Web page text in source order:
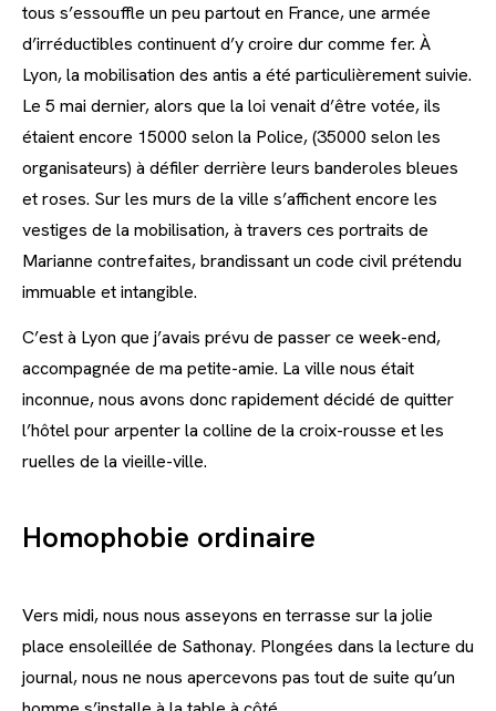
tous s’essouffle un peu partout en France, une armée
d’irréductibles continuent d’y croire dur comme fer. À
Lyon, la mobilisation des antis a été particulièrement suivie.
Le 5 mai dernier, alors que la loi venait d’être votée, ils
étaient encore 15000 selon la Police, (35000 selon les
organisateurs) à défiler derrière leurs banderoles bleues
et roses. Sur les murs de la ville s’affichent encore les
vestiges de la mobilisation, à travers ces portraits de
Marianne contrefaites, brandissant un code civil prétendu
immuable et intangible.
C’est à Lyon que j’avais prévu de passer ce week-end,
accompagnée de ma petite-amie. La ville nous était
inconnue, nous avons donc rapidement décidé de quitter
l’hôtel pour arpenter la colline de la croix-rousse et les
ruelles de la vieille-ville.
Homophobie ordinaire
Vers midi, nous nous asseyons en terrasse sur la jolie
place ensoleillée de Sathonay. Plongées dans la lecture du
journal, nous ne nous apercevons pas tout de suite qu’un